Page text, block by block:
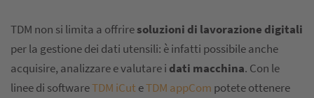
TDM non si limita a offriresoluzioni di lavorazione digitali
per la gestione dei dati utensili: è infatti possibile anche
acquisire, analizzare e valutare i dati macchina. Con le
linee di softwareTDM iCut eTDM appCom potete ottenere